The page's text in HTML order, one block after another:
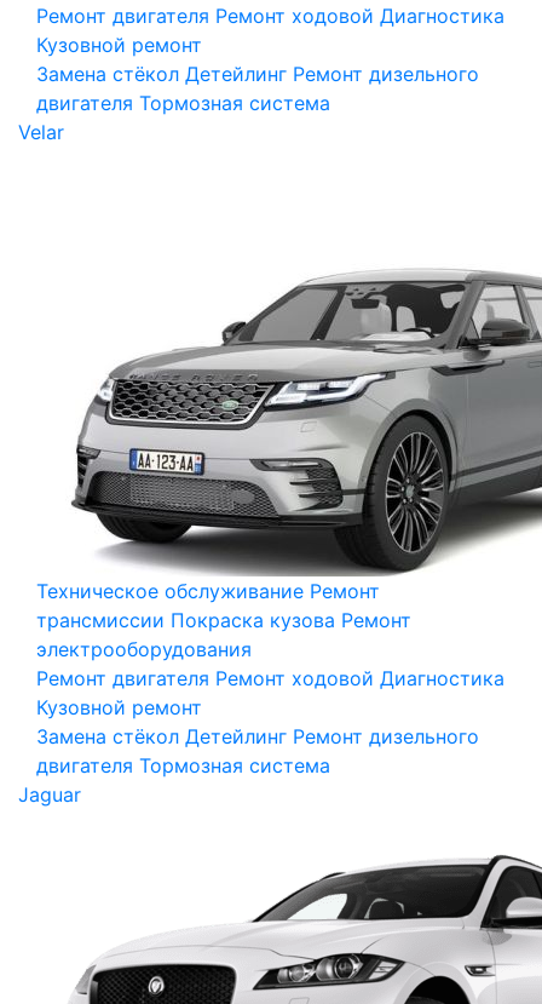
Ремонт двигателя Ремонт ходовой Диагностика
Кузовной ремонт
Замена стёкол Детейлинг Ремонт дизельного
двигателя Тормозная система
Velar
Техническое обслуживание Ремонт
трансмиссии Покраска кузова Ремонт
электрооборудования
Ремонт двигателя Ремонт ходовой Диагностика
Кузовной ремонт
Замена стёкол Детейлинг Ремонт дизельного
двигателя Тормозная система
Jaguar